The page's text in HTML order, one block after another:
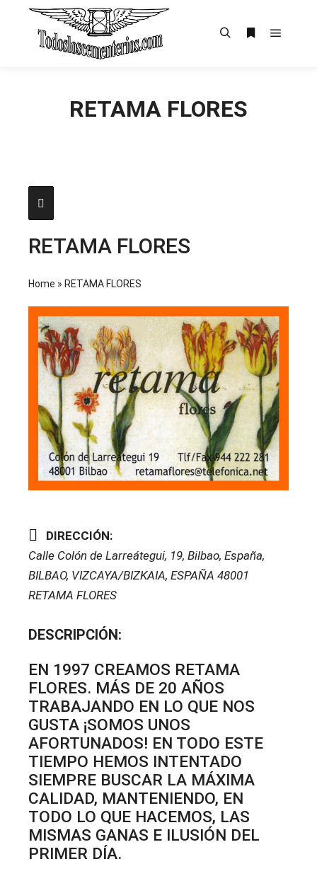
RETAMA FLORES
RETAMA FLORES
Home » RETAMA FLORES
DIRECCIÓN:
Calle Colón de Larreátegui, 19, Bilbao, España,
BILBAO, VIZCAYA/BIZKAIA, ESPAÑA 48001
RETAMA FLORES
DESCRIPCIÓN:
EN 1997 CREAMOS RETAMA
FLORES. MÁS DE 20 AÑOS
TRABAJANDO EN LO QUE NOS
GUSTA ¡SOMOS UNOS
AFORTUNADOS! EN TODO ESTE
TIEMPO HEMOS INTENTADO
SIEMPRE BUSCAR LA MÁXIMA
CALIDAD, MANTENIENDO, EN
TODO LO QUE HACEMOS, LAS
MISMAS GANAS E ILUSIÓN DEL
PRIMER DÍA.